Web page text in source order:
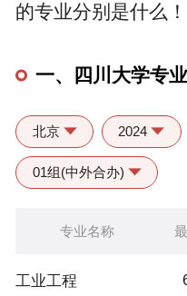
的专业分别是什么！
一、四川大学专
北京 2024
01组(中外合办)
专业名称
工业工程